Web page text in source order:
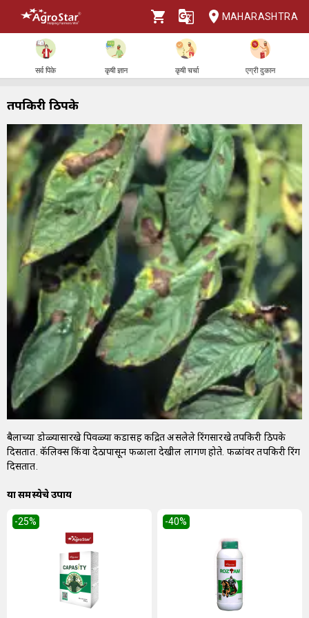
MAHARASHTRA
सर्व पिके कृषी ज्ञान कृषी चर्चा एग्री दुकान
तपकिरी ठिपके
बैलाच्या डोळ्यासारखे पिवळ्या कडासह केंद्रित असलेले रिंगसारखे तपकिरी ठिपके
दिसतात. कॅलिक्स किंवा देठापासून फळाला देखील लागण होते. फळांवर तपकिरी रिंग
दिसतात.
या समस्येचे उपाय
-25% -40%